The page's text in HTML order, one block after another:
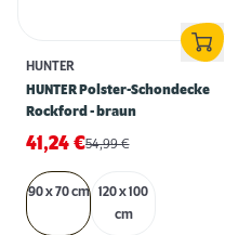
HUNTER
HUNTER Polster-Schondecke
Rockford - braun
41,24 €54,99€
90 x 70 cm
120 x 100
cm